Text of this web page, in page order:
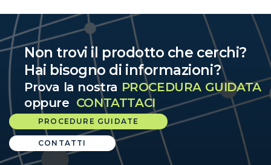
Non trovi il prodotto che cerchi?
Hai bisogno di informazioni?
Prova la nostra PROCEDURA GUIDATA
oppure CONTATTACI
PROCEDURE GUIDATE
CONTATTI